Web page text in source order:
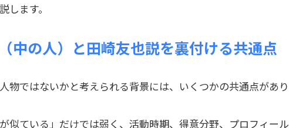
します。
中の人）と田崎友也説を裏付ける共通点
物ではないかと考えられる背景には、いくつかの共通点があり
似ている」だけでは弱く、活動時期、得意分野、プロフィール